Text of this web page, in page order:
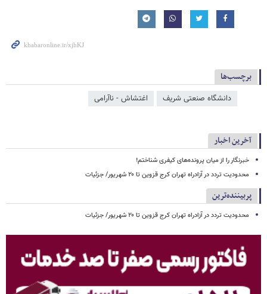
برچسب‌ها
دانشگاه صنعتی شریف اغتشاش - ناآرامی
آخرین اخبار
خبرنگار را از میان پرونده‌های کیفری شناختم!
محدودیت تردد در آزادراه تهران کرج قزوین تا ۲۰ شهریور/ جزئیات
پربیننده‌ترین
محدودیت تردد در آزادراه تهران کرج قزوین تا ۲۰ شهریور/ جزئیات